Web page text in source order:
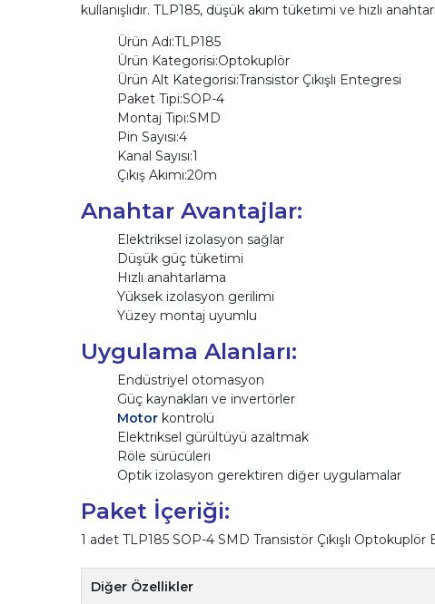
kullanışlıdır. TLP185, düşük akım tüketimi ve hızlı
Ürün Adı:TLP185
Ürün Kategorisi:Optokuplör
Ürün Alt Kategorisi:Transistor Çıkışlı Entegresi
Paket Tipi:SOP-4
Montaj Tipi:SMD
Pin Sayısı:4
Kanal Sayısı:1
Çıkış Akımı:20m
Anahtar Avantajlar:
Elektriksel izolasyon sağlar
Düşük güç tüketimi
Hızlı anahtarlama
Yüksek izolasyon gerilimi
Yüzey montaj uyumlu
Uygulama Alanları:
Endüstriyel otomasyon
Güç kaynakları ve invertörler
Motor kontrolü
Elektriksel gürültüyü azaltmak
Röle sürücüleri
Optik izolasyon gerektiren diğer uygulamalar
Paket İçeriği:
1 adet TLP185 SOP-4 SMD Transistör Çıkışlı Optokuplör
Diğer Özellikler